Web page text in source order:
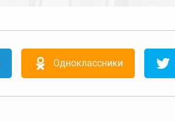
Одноклассники